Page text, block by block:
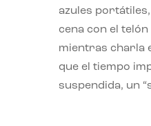
azules
cena con el
mientras charla
que el tiempo
suspendida, un